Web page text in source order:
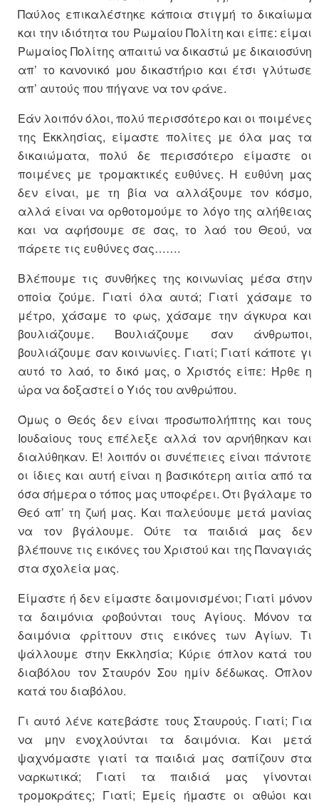
Παύλος επικαλέστηκε κάποια στιγμή το δικαίωμα
και την ιδιότητα του Ρωμαίου Πολίτη και είπε: είμαι
Ρωμαίος Πολίτης απαιτώ να δικαστώ με δικαιοσύνη
απ’ το κανονικό μου δικαστήριο και έτσι γλύτωσε
απ’ αυτούς που πήγανε να τον φάνε.
Εάν λοιπόν όλοι, πολύ περισσότερο και οι ποιμένες
της Εκκλησίας, είμαστε πολίτες με όλα μας τα
δικαιώματα, πολύ δε περισσότερο είμαστε οι
ποιμένες με τρομακτικές ευθύνες. Η ευθύνη μας
δεν είναι, με τη βία να αλλάξουμε τον κόσμο,
αλλά είναι να ορθοτομούμε το λόγο της αλήθειας
και να αφήσουμε σε σας, το λαό του Θεού, να
πάρετε τις ευθύνες σας…….
Βλέπουμε τις συνθήκες της κοινωνίας μέσα στην
οποία ζούμε. Γιατί όλα αυτά; Γιατί χάσαμε το
μέτρο, χάσαμε το φως, χάσαμε την άγκυρα και
βουλιάζουμε. Βουλιάζουμε σαν άνθρωποι,
βουλιάζουμε σαν κοινωνίες. Γιατί; Γιατί κάποτε γι
αυτό το λαό, το δικό μας, ο Χριστός είπε: Ήρθε η
ώρα να δοξαστεί ο Υιός του ανθρώπου.
Όμως ο Θεός δεν είναι προσωπολήπτης και τους
Ιουδαίους τους επέλεξε αλλά τον αρνήθηκαν και
διαλύθηκαν. Ε! λοιπόν οι συνέπειες είναι πάντοτε
οι ίδιες και αυτή είναι η βασικότερη αιτία από τα
όσα σήμερα ο τόπος μας υποφέρει. Ότι βγάλαμε το
Θεό απ’ τη ζωή μας. Και παλεύουμε μετά μανίας
να τον βγάλουμε. Ούτε τα παιδιά μας δεν
βλέπουνε τις εικόνες του Χριστού και της Παναγιάς
στα σχολεία μας.
Είμαστε ή δεν είμαστε δαιμονισμένοι; Γιατί μόνον
τα δαιμόνια φοβούνται τους Αγίους. Μόνον τα
δαιμόνια φρίττουν στις εικόνες των Αγίων. Τι
ψάλλουμε στην Εκκλησία; Κύριε όπλον κατά του
διαβόλου τον Σταυρόν Σου ημίν δέδωκας. Όπλον
κατά του διαβόλου.
Γι αυτό λένε κατεβάστε τους Σταυρούς. Γιατί; Για
να μην ενοχλούνται τα δαιμόνια. Και μετά
ψαχνόμαστε γιατί τα παιδιά μας σαπίζουν στα
ναρκωτικά; Γιατί τα παιδιά μας γίνονται
τρομοκράτες; Γιατί; Εμείς ήμαστε οι αθώοι και